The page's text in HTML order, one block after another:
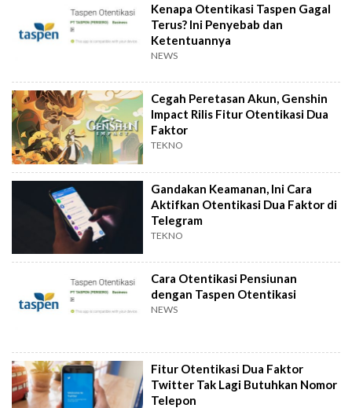
Kenapa Otentikasi Taspen Gagal
Terus? Ini Penyebab dan
Ketentuannya
NEWS
Cegah Peretasan Akun, Genshin
Impact Rilis Fitur Otentikasi Dua
Faktor
TEKNO
Gandakan Keamanan, Ini Cara
Aktifkan Otentikasi Dua Faktor di
Telegram
TEKNO
Cara Otentikasi Pensiunan
dengan Taspen Otentikasi
NEWS
Fitur Otentikasi Dua Faktor
Twitter Tak Lagi Butuhkan Nomor
Telepon